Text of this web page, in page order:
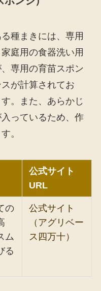
種まきには、専用
庭用の食器洗い用
専用の育苗スポン
が計算されてお
。また、あらかじ
っているため、作
。
公式サイト
URL
の
ム
る
公式サイト
（アグリベー
ス四万十）